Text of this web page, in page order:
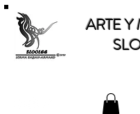
ARTE